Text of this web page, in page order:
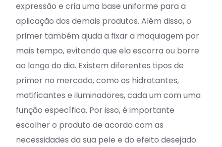
expressão e cria uma base uniforme para a
aplicação dos demais produtos. Além disso, o
primer também ajuda a fixar a maquiagem por
mais tempo, evitando que ela escorra ou borre
ao longo do dia. Existem diferentes tipos de
primer no mercado, como os hidratantes,
matificantes e iluminadores, cada um com uma
função específica. Por isso, é importante
escolher o produto de acordo com as
necessidades da sua pele e do efeito desejado.